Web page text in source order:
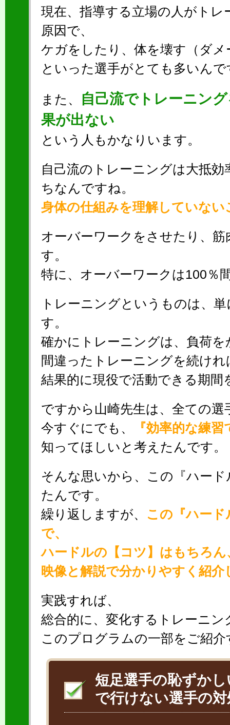
現在、指導する立場の人がト
原因で、
ケガをしたり、体を壊す（ダ
といった選手がとても多いんで
また、
自己流でトレーニン
果が出ない
という人もかなりいます。
自己流のトレーニングは大抵
ちなんですね。
身体の仕組みを理解していない
オーバーワークをさせたり、
す。
特に、オーバーワークは100％
トレーニングというものは、
す。
確かにトレーニングは、負荷
間違ったトレーニングを続け
結果的に現役で活動できる期
ですから山崎先生は、全ての
今すぐにでも、
『効率的な練
知ってほしいと考えたんです。
そんな思いから、この『ハー
たんです。
繰り返しますが、
この『ハー
で、
ハードルの【コツ】はもちろ
映像と解説で分かりやすく紹介
実践すれば、
総合的に、変化するトレーニ
このプログラムの一部をご紹
短足選手の恥ずか
で行けない選手の